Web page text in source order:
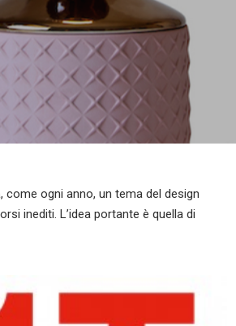
come ogni anno, un tema del design
inediti. L’idea portante è quella di